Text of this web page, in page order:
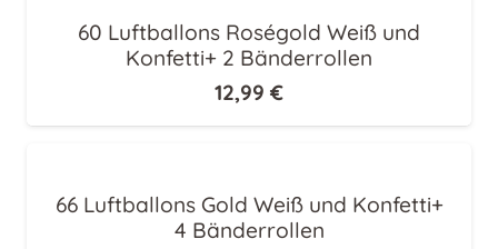
60 Luftballons Roségold Weiß und
Konfetti+ 2 Bänderrollen
12,99 €
66 Luftballons Gold Weiß und Konfetti+
4 Bänderrollen